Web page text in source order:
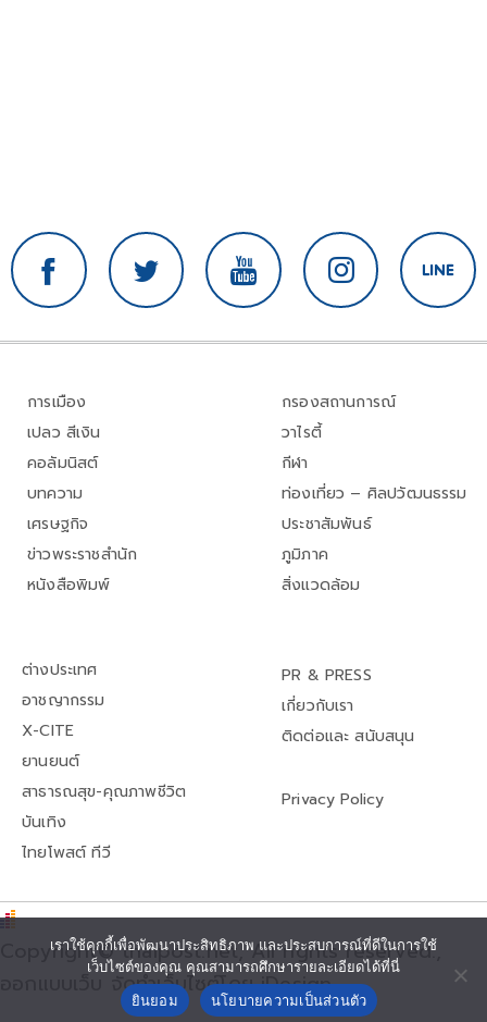
การเมือง
เปลว สีเงิน
คอลัมนิสต์
บทความ
เศรษฐกิจ
ข่าวพระราชสำนัก
หนังสือพิมพ์
กรองสถานการณ์
วาไรตี้
กีฬา
ท่องเที่ยว – ศิลปวัฒนธรรม
ประชาสัมพันธ์
ภูมิภาค
สิ่งแวดล้อม
ต่างประเทศ
อาชญากรรม
X-CITE
ยานยนต์
สาธารณสุข-คุณภาพชีวิต
บันเทิง
ไทยโพสต์ ทีวี
PR & PRESS
เกี่ยวกับเรา
ติดต่อและ สนับสนุน
Privacy Policy
Copyright© thaipost.net, All rights reserved.,
ออกแบบเว็บ จัดทำเว็บไซต์โดย iDesign
เราใช้คุกกี้เพื่อพัฒนาประสิทธิภาพ และประสบการณ์ที่ดีในการใช้
เว็บไซต์ของคุณ คุณสามารถศึกษารายละเอียดได้ที่นี่
ยินยอม
นโยบายความเป็นส่วนตัว